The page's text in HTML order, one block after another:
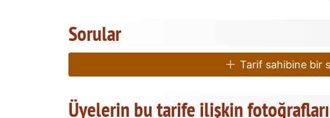
Sorular
Tarif sahibine bir
Üyelerin bu tarife ilişkin fotoğrafları